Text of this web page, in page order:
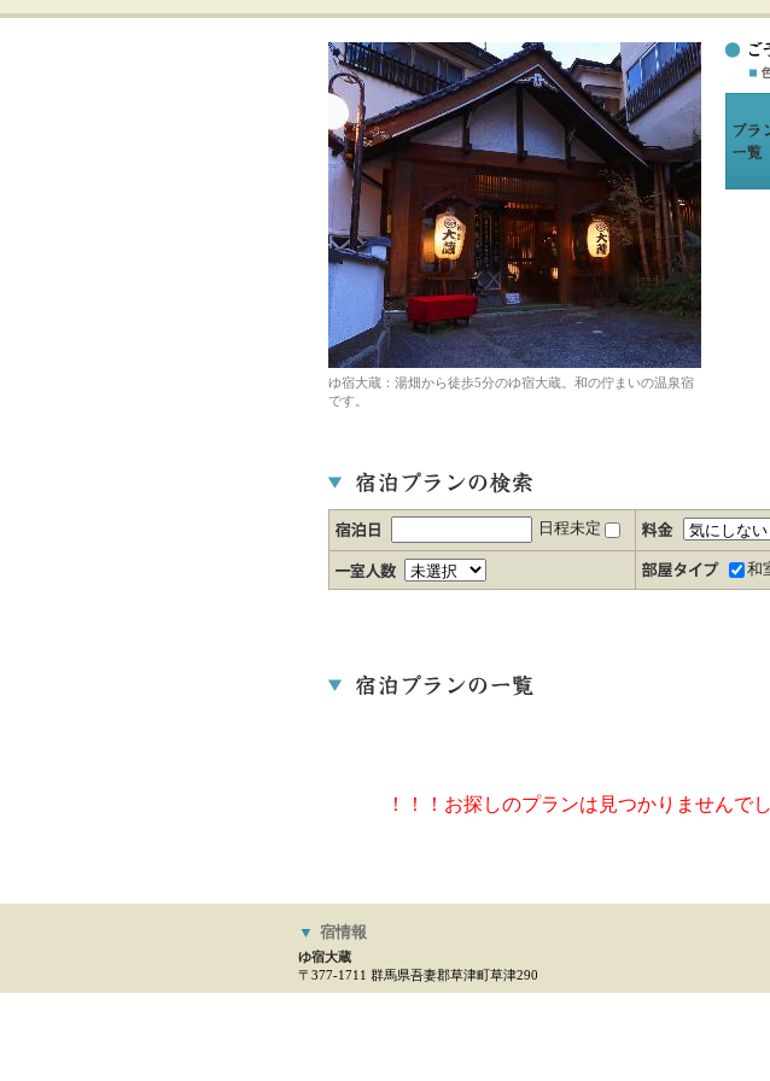
ゆ宿大蔵：湯畑から徒歩5分のゆ宿大蔵。和の佇まいの温泉宿
です。
日程未定
和
！！！お探しのプランは見つかりませんで
▼ 宿情報
ゆ宿大蔵
〒377-1711 群馬県吾妻郡草津町草津290